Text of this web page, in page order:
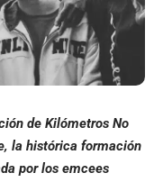
de Kilómetros No
la histórica formación
por los emcees